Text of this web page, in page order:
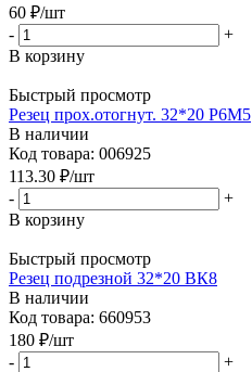
60 ₽/шт
-
+
В корзину
Быстрый просмотр
Резец прох.отогнут. 32*20 Р6М5
В наличии
Код товара: 006925
113.30 ₽/шт
-
+
В корзину
Быстрый просмотр
Резец подрезной 32*20 ВК8
В наличии
Код товара: 660953
180 ₽/шт
-
+